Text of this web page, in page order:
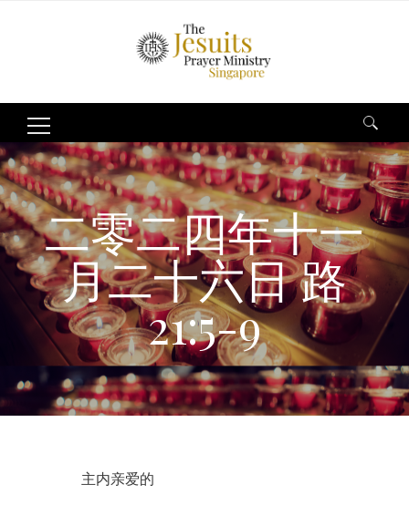
Search
for:
二零二四年十一
月二十六日 路
21:5-9
主内亲爱的